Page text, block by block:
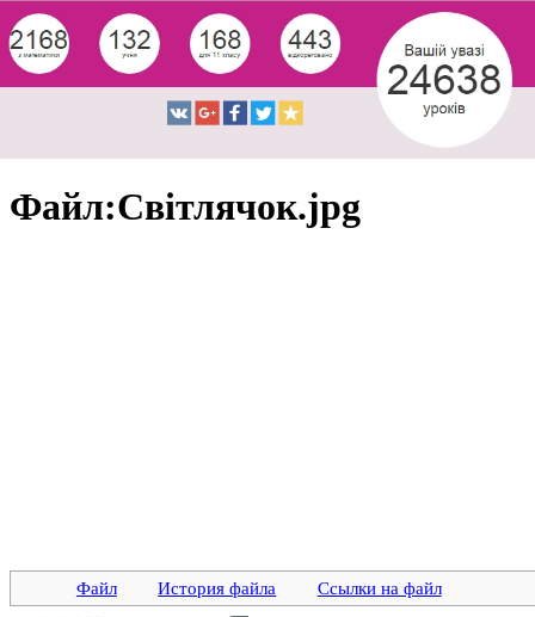
Файл:Світлячок.jpg
Файл История файла Ссылки на файл